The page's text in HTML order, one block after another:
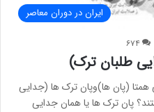
ایران در دوران معاصر
۶۷۴
طلبان ترک)
همتا (پان ها)وپان ترک ها (جدایی
پان ترک ها یا همان جدایی